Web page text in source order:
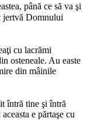
până ce să va şi
jertvă Domnului
cu lacrămi
osteneale. Au easte
din mâinile
întră tine şi întră
e părtaşe cu